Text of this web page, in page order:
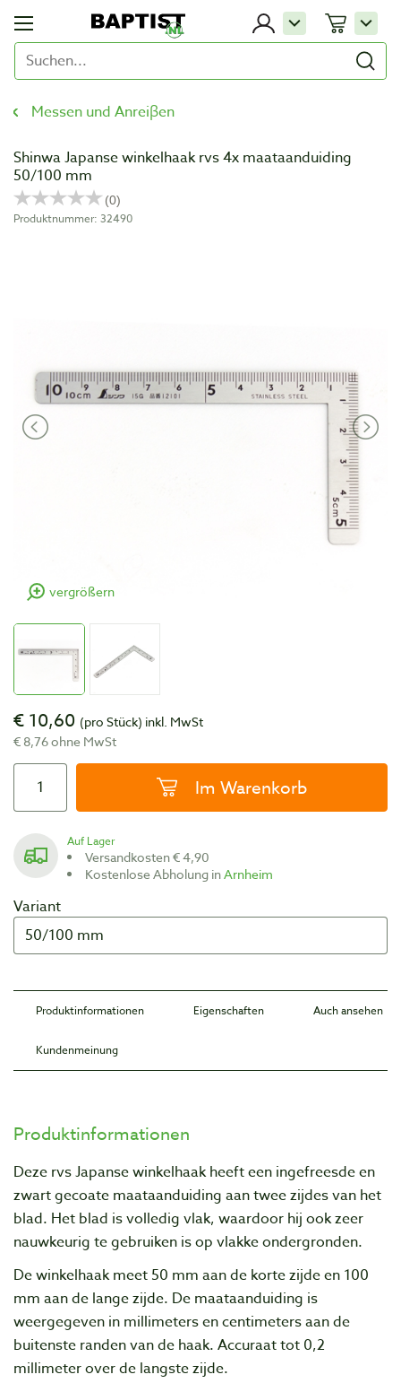
Messen und Anreiβen
Shinwa Japanse winkelhaak rvs 4x maataanduiding
50/100 mm
Produktnummer: 32490
vergrößern
€ 10,60 (pro Stück) inkl. MwSt
€ 8,76 ohne MwSt
Im Warenkorb
Auf Lager
Versandkosten € 4,90
Kostenlose Abholung inArnheim
Variant
Produktinformationen Eigenschaften Auch ansehen
Kundenmeinung
Produktinformationen
Deze rvs Japanse winkelhaak heeft een ingefreesde en
zwart gecoate maataanduiding aan twee zijdes van het
blad. Het blad is volledig vlak, waardoor hij ook zeer
nauwkeurig te gebruiken is op vlakke ondergronden.
De winkelhaak meet 50 mm aan de korte zijde en 100
mm aan de lange zijde. De maataanduiding is
weergegeven in millimeters en centimeters aan de
buitenste randen van de haak. Accuraattot 0,2
millimeter over de langste zijde.